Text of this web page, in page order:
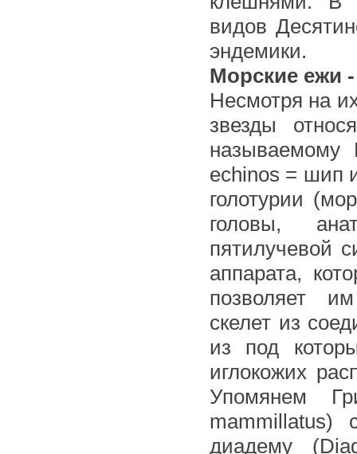
видов
эндемики.
Морские ежи
Несмотря на
звезды
называемому
echinos = шип
голотурии
головы,
пятилучевой
аппарата,
позволяет
скелет из
из под
иглокожих
Упомянем
диадему